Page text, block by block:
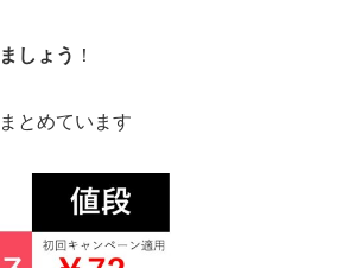
しょう ！
とめています